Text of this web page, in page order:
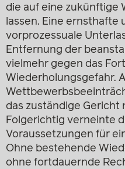
die auf eine zukünftige
lassen. Eine ernsthafte
vorprozessuale
Entfernung der
vielmehr gegen das
Wiederholungsgefahr.
das zuständige Gericht
Folgerichtig verneinte
Voraussetzungen für
Ohne bestehende
ohne fortdauernde